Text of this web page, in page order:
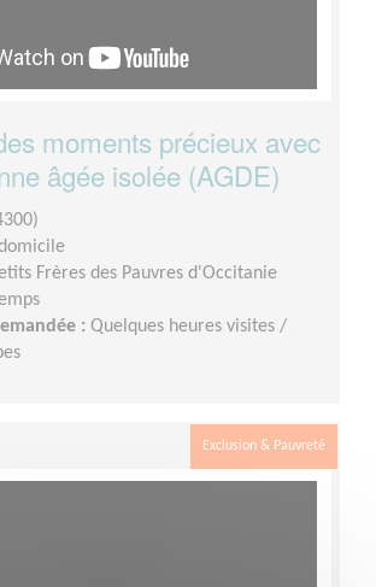
moments précieux avec
âgée isolée (AGDE)
Frères des Pauvres d'Occitanie
: Quelques heures visites /
Exclusion & Pauvreté